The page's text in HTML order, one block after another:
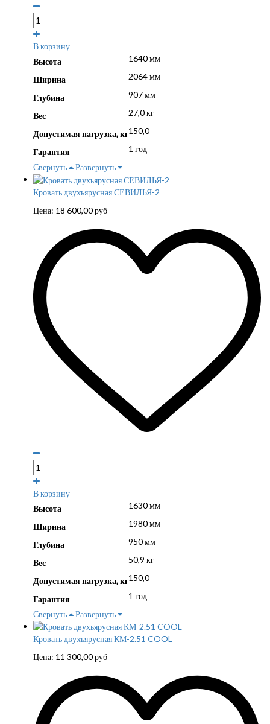
В корзину
Высота
1640 мм
Ширина 2064 мм
Глубина 907 мм
Вес 27,0 кг
Допустимая нагрузка, кг150,0
Гарантия
1 год
Свернуть
Развернуть
Кровать двухъярусная СЕВИЛЬЯ-2
Цена: 18 600,00руб
В корзину
Высота
1630 мм
Ширина 1980 мм
Глубина 950 мм
Вес 50,9 кг
Допустимая нагрузка, кг150,0
Гарантия
1 год
Свернуть
Развернуть
Кровать двухъярусная КМ-2.51 COOL
Цена: 11 300,00руб